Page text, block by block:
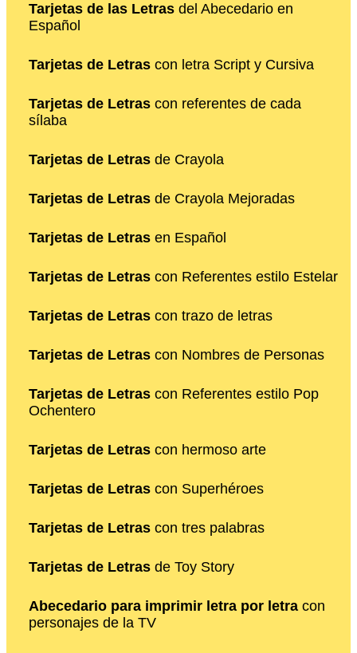
Tarjetas de las Letras del Abecedario en
Español
Tarjetas de Letras con letra Script y Cursiva
Tarjetas de Letras con referentes de cada
sílaba
Tarjetas de Letras de Crayola
Tarjetas de Letras de Crayola Mejoradas
Tarjetas de Letras en Español
Tarjetas de Letras con Referentes estilo Estelar
Tarjetas de Letras con trazo de letras
Tarjetas de Letras con Nombres de Personas
Tarjetas de Letras con Referentes estilo Pop
Ochentero
Tarjetas de Letras con hermoso arte
Tarjetas de Letras con Superhéroes
Tarjetas de Letras con tres palabras
Tarjetas de Letras de Toy Story
Abecedario para imprimir letra por letra con
personajes de la TV